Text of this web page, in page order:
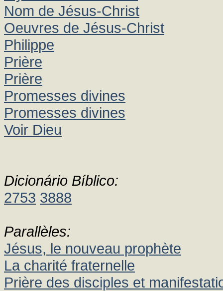
Nom de Jésus-Christ
Oeuvres de Jésus-Christ
Philippe
Prière
Prière
Promesses divines
Promesses divines
Voir Dieu
Dicionário Bíblico:
2753 3888
Parallèles:
Jésus, le nouveau prophète
La charité fraternelle
Prière des disciples et